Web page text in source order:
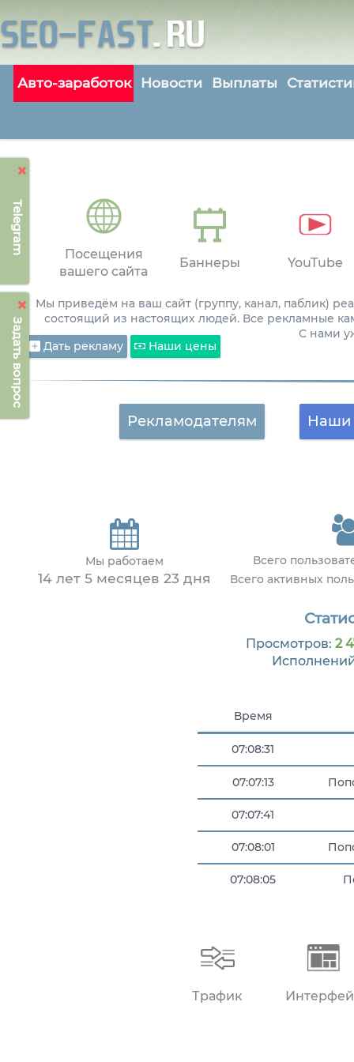
Telegram
Задать вопрос
Авто-заработок Новости Выплаты
Посещения
вашего сайта
Баннеры YouTube
Мы приведём на ваш сайт (группу, канал, паблик)
состоящий из настоящих людей. Все рекламные
С нами
Дать рекламу
Наши цены
Рекламодателям Наши
Мы работаем
14 лет 5 месяцев 23 дня
Всего
Всего активных
Просмотров: 2
Время
07:08:31
07:07:13
07:07:41
07:08:01
07:08:05
Трафик